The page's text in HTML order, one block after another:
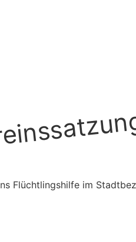
Flüchtlingshilfe im